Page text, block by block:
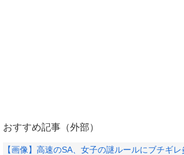
おすすめ記事（外部）
【画像】高速のSA、女子の謎ルールにブチギ